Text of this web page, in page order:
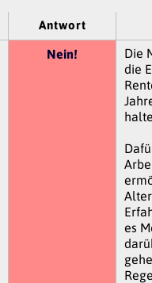
Antwort
Nein!
Die
die
es